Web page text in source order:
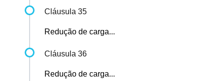
Cláusula 35
Redução de carga...
Cláusula 36
Redução de carga...